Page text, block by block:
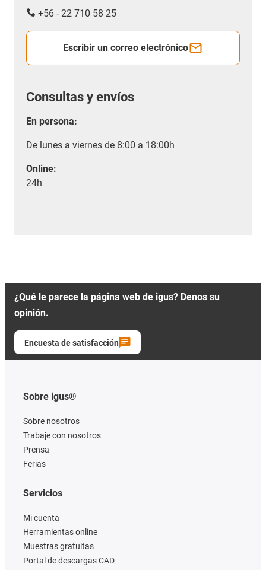
+56 - 22 710 58 25
Escribir un correo electrónico
Consultas y envíos
En persona:
De lunes a viernes de 8:00 a 18:00h
Online:
24h
¿Qué le parece la página web de igus? Denos su
opinión.
Encuesta de satisfacción
Sobre igus®
Sobre nosotros
Trabaje con nosotros
Prensa
Ferias
Servicios
Mi cuenta
Herramientas online
Muestras gratuitas
Portal de descargas CAD